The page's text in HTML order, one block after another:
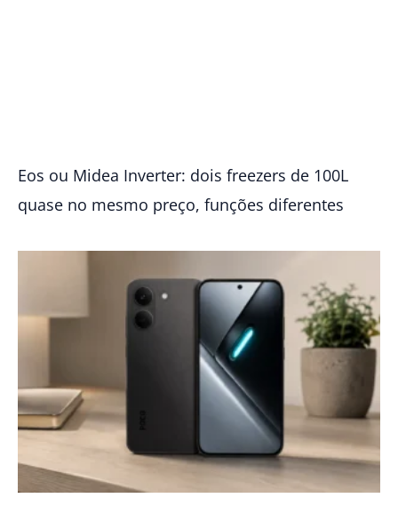
Eos ou Midea Inverter: dois freezers de 100L
quase no mesmo preço, funções diferentes